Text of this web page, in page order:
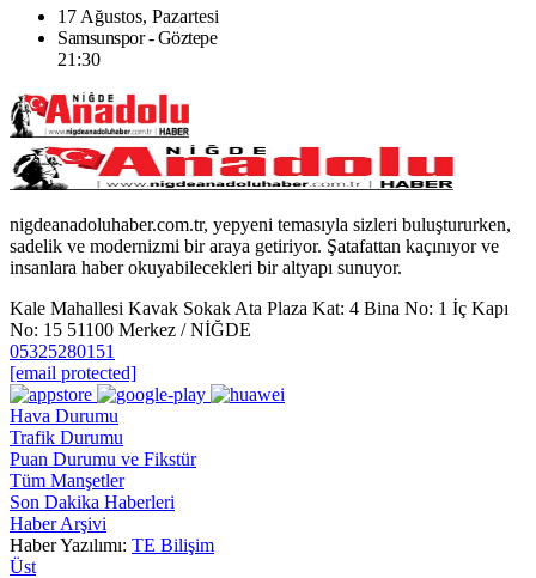
17 Ağustos, Pazartesi
Samsunspor - Göztepe
21:30
nigdeanadoluhaber.com.tr, yepyeni temasıyla sizleri buluştururken,
sadelik ve modernizmi bir araya getiriyor. Şatafattan kaçınıyor ve
insanlara haber okuyabilecekleri bir altyapı sunuyor.
Kale Mahallesi Kavak Sokak Ata Plaza Kat: 4 Bina No: 1 İç Kapı
No: 15 51100 Merkez / NİĞDE
05325280151
[email protected]
Hava Durumu
Trafik Durumu
Puan Durumu ve Fikstür
Tüm Manşetler
Son Dakika Haberleri
Haber Arşivi
Haber Yazılımı: TE Bilişim
Üst